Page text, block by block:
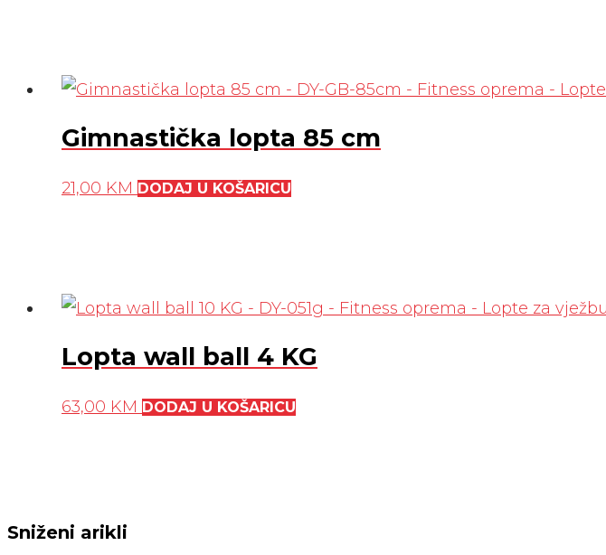
Gimnastička lopta 85 cm
21,00 KM DODAJ U KOŠARICU
Lopta wall ball 4 KG
63,00 KM DODAJ U KOŠARICU
Sniženi arikli